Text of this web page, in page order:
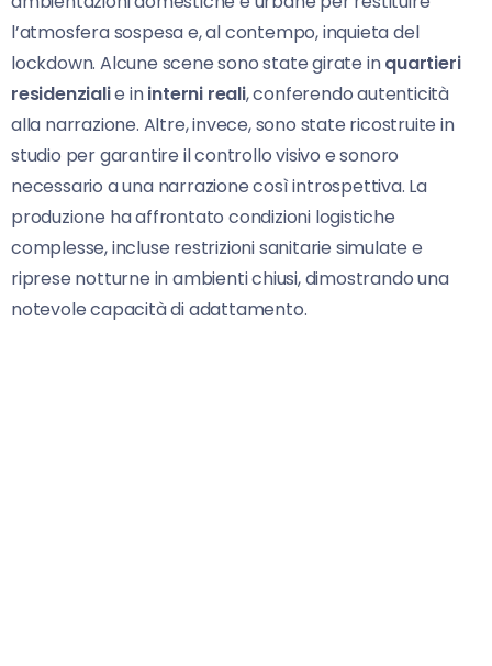
l’atmosfera sospesa e, al contempo, inquieta del
lockdown. Alcune scene sono state girate inquartieri
residenzialie ininterni reali, conferendo autenticità
alla narrazione. Altre, invece, sono state ricostruite in
studio per garantire il controllo visivo e sonoro
necessario a una narrazione così introspettiva. La
produzione ha affrontato condizioni logistiche
complesse, incluse restrizioni sanitarie simulate e
riprese notturne in ambienti chiusi, dimostrando una
notevole capacità di adattamento.